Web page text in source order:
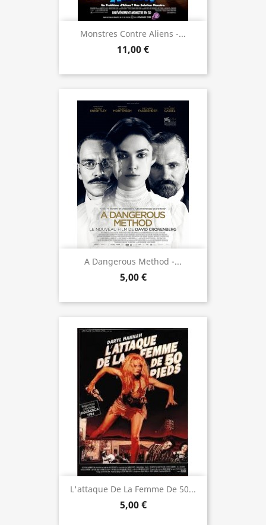
Monstres Contre Aliens -...
11,00 €
A Dangerous Method -...
5,00 €
L'attaque De La Femme De 50...
5,00 €